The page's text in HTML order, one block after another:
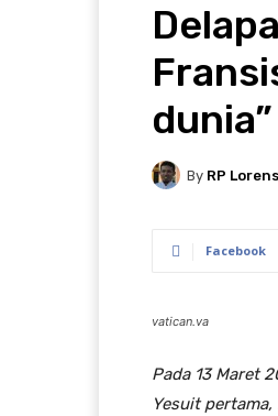
dunia”
By RP
Facebook
vatican.va
Pada 13 Maret
Yesuit